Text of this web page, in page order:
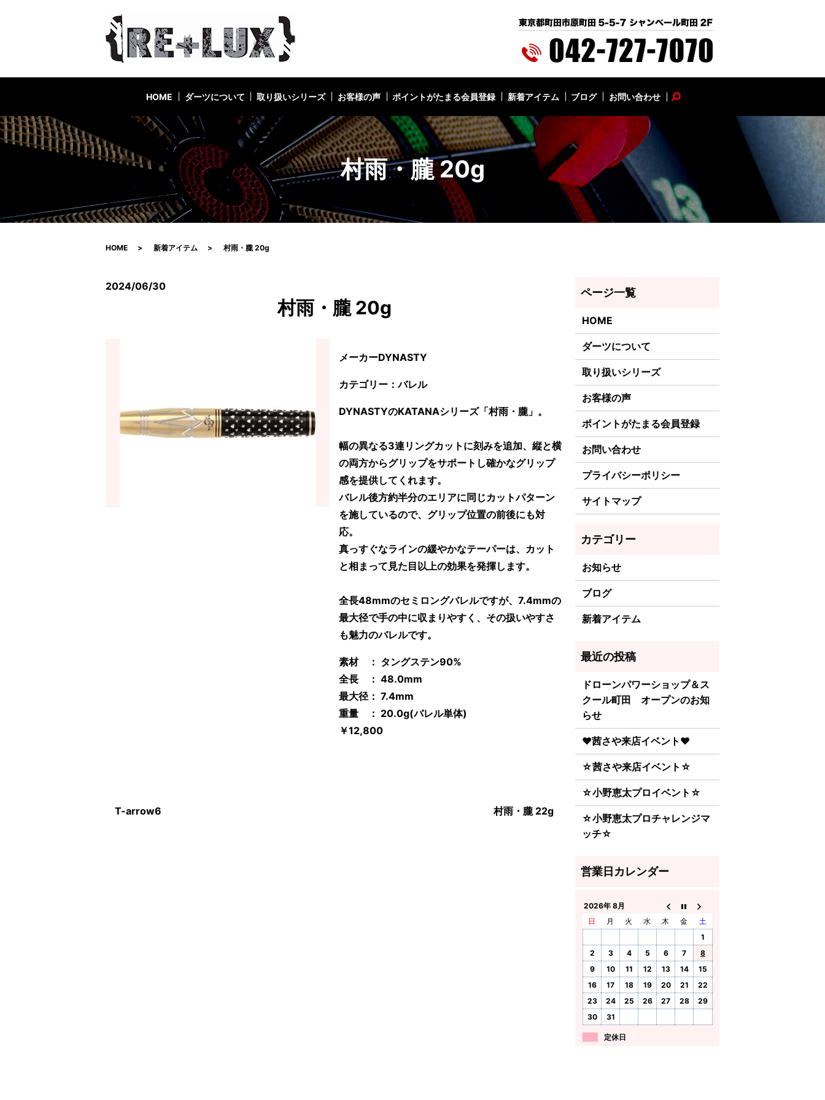
HOME ダーツについて 取り扱いシリーズ お客様の声 ポイントがたまる会員登録 新着アイテム ブログ お問い合わせ search
村雨・朧 20g
HOME 新着アイテム 村雨・朧 20g
2024/06/30
村雨・朧 20g
メーカーDYNASTY
カテゴリー：バレル
DYNASTYのKATANAシリーズ「村雨・朧」。
幅の異なる3連リングカットに刻みを追加、縦と横
の両方からグリップをサポートし確かなグリップ
感を提供してくれます。
バレル後方約半分のエリアに同じカットパターン
を施しているので、グリップ位置の前後にも対
応。
真っすぐなラインの緩やかなテーパーは、カット
と相まって見た目以上の効果を発揮します。
全長48mmのセミロングバレルですが、7.4mmの
最大径で手の中に収まりやすく、その扱いやすさ
も魅力のバレルです。
素材 ： タングステン90%
全長 ： 48.0mm
最大径： 7.4mm
重量 ： 20.0g(バレル単体)
￥12,800
T-arrow6 村雨・朧 22g
HOME
ダーツについて
取り扱いシリーズ
お客様の声
ポイントがたまる会員登録
お問い合わせ
プライバシーポリシー
サイトマップ
お知らせ
ブログ
新着アイテム
ドローンパワーショップ＆ス
クール町田 オープンのお知
らせ
♥茜さや来店イベント♥
☆茜さや来店イベント☆
☆小野恵太プロイベント☆
☆小野恵太プロチャレンジマ
ッチ☆
2026年 8月
日
月 火 水 木 金
土
1
2
3 4 5 6 7
8
9
10 11 12 13 14
15
16
17 18 19 20 21
22
23
24 25 26 27 28
29
30
31
定休日